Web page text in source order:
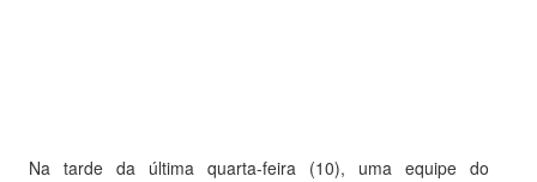
Na tarde da última quarta-feira (10), uma equipe do